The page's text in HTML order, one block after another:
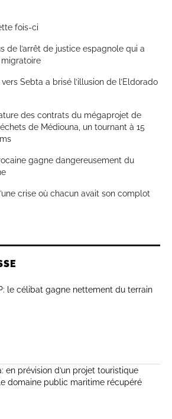
fois-ci
de l’arrêt de justice espagnole qui a
Sebta a brisé l’illusion de l’Eldorado
des contrats du mégaprojet de
de Médiouna, un tournant à 15
gagne dangereusement du
crise où chacun avait son complot
le célibat gagne nettement du terrain
en prévision d’un projet touristique
domaine public maritime récupéré